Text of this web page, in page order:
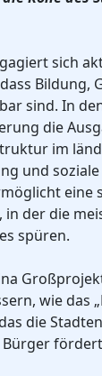
sich
Bildung,
sind. In
die
im
und
eine
in der die
spüren.
wie das
die